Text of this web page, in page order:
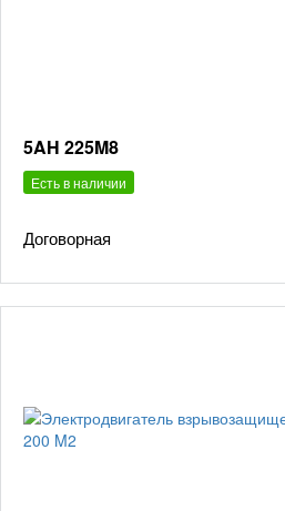
5AH 225M8
Есть в наличии
Договорная